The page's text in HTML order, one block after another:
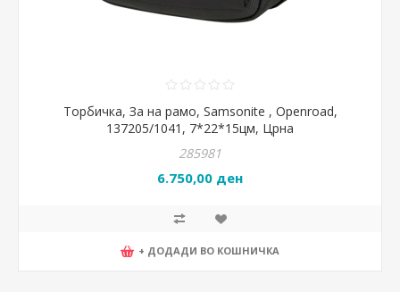
Торбичка, За на рамо, Samsonite , Openroad,
137205/1041, 7*22*15цм, Црна
285981
6.750,00 ден
+ ДОДАДИ ВО КОШНИЧКА